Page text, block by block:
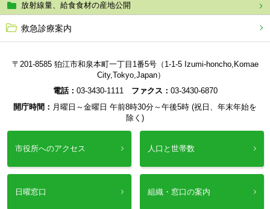
放射線量、給食食材の産地公開
救急診療案内
〒201-8585 狛江市和泉本町一丁目1番5号（1-1-5 Izumi-honcho,Komae
City,Tokyo,Japan）
電話： 03-3430-1111 ファクス： 03-3430-6870
開庁時間： 月曜日～金曜日 午前8時30分～午後5時 (祝日、年末年始を
除く)
市役所へのアクセス 人口と世帯数
日曜窓口 組織・窓口の案内